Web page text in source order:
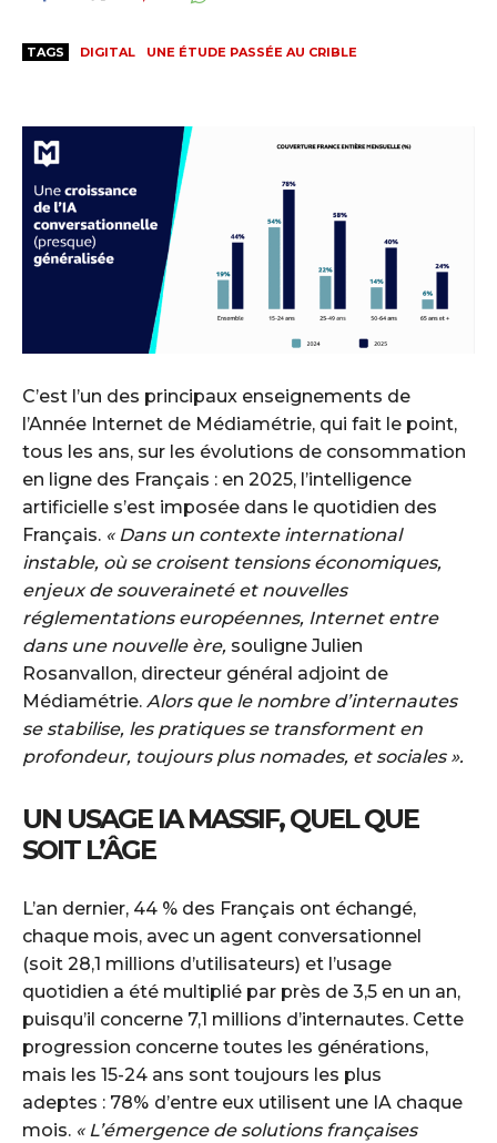
TAGS DIGITAL UNE ÉTUDE PASSÉE AU CRIBLE
C’est l’un des principaux enseignements de
l’Année Internet de Médiamétrie, qui fait le point,
tous les ans, sur les évolutions de consommation
en ligne des Français : en 2025, l’intelligence
artificielle s’est imposée dans le quotidien des
Français. « Dans un contexte international
instable, où se croisent tensions économiques,
enjeux de souveraineté et nouvelles
réglementations européennes, Internet entre
dans une nouvelle ère, souligne Julien
Rosanvallon, directeur général adjoint de
Médiamétrie. Alors que le nombre d’internautes
se stabilise, les pratiques se transforment en
profondeur, toujours plus nomades, et sociales ».
UN USAGE IA MASSIF, QUEL QUE
SOIT L’ÂGE
L’an dernier, 44 % des Français ont échangé,
chaque mois, avec un agent conversationnel
(soit 28,1 millions d’utilisateurs) et l’usage
quotidien a été multiplié par près de 3,5 en un an,
puisqu’il concerne 7,1 millions d’internautes. Cette
progression concerne toutes les générations,
mais les 15-24 ans sont toujours les plus
adeptes : 78% d’entre eux utilisent une IA chaque
mois. « L’émergence de solutions françaises